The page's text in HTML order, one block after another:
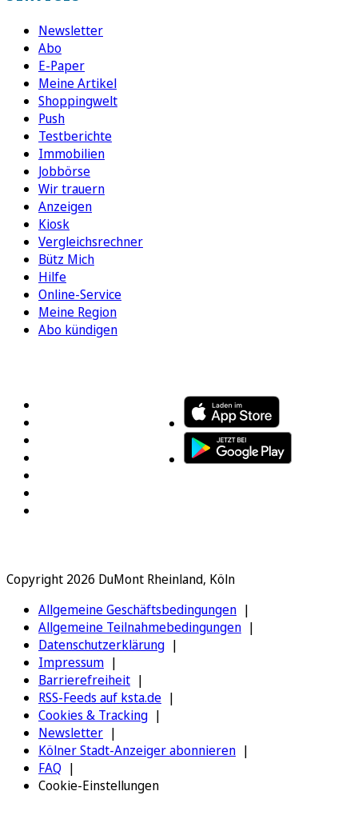
Newsletter
Abo
E-Paper
Meine Artikel
Shoppingwelt
Push
Testberichte
Immobilien
Jobbörse
Wir trauern
Anzeigen
Kiosk
Vergleichsrechner
Bütz Mich
Hilfe
Online-Service
Meine Region
Abo kündigen
Copyright 2026 DuMont Rheinland, Köln
Allgemeine Geschäftsbedingungen
Allgemeine Teilnahmebedingungen
Datenschutzerklärung
Impressum
Barrierefreiheit
RSS-Feeds auf ksta.de
Cookies & Tracking
Newsletter
Kölner Stadt-Anzeiger abonnieren
FAQ
Cookie-Einstellungen